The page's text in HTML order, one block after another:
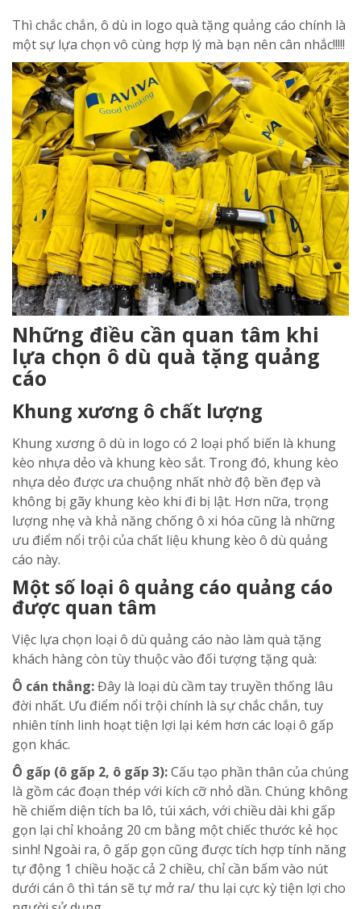
Thì chắc chắn, ô dù in logo quà tặng quảng cáo chính là
một sự lựa chọn vô cùng hợp lý mà bạn nên cân nhắc!!!!!
Những điều cần quan tâm khi
lựa chọn ô dù quà tặng quảng
cáo
Khung xương ô chất lượng
Khung xương ô dù in logo có 2 loại phổ biến là khung
kèo nhựa dẻo và khung kèo sắt. Trong đó, khung kèo
nhựa dẻo được ưa chuộng nhất nhờ độ bền đẹp và
không bị gãy khung kèo khi đi bị lật. Hơn nữa, trọng
lượng nhẹ và khả năng chống ô xi hóa cũng là những
ưu điểm nổi trội của chất liệu khung kèo ô dù quảng
cáo này.
Một số loại ô quảng cáo quảng cáo
được quan tâm
Việc lựa chọn loại ô dù quảng cáo nào làm quà tặng
khách hàng còn tùy thuộc vào đối tượng tặng quà:
Ô cán thẳng:Đây là loại dù cầm tay truyền thống lâu
đời nhất. Ưu điểm nổi trội chính là sự chắc chắn, tuy
nhiên tính linh hoạt tiện lợi lại kém hơn các loại ô gấp
gọn khác.
Ô gấp (ô gấp 2, ô gấp 3):Cấu tạo phần thân của chúng
là gồm các đoạn thép với kích cỡ nhỏ dần. Chúng không
hề chiếm diện tích ba lô, túi xách, với chiều dài khi gấp
gọn lại chỉ khoảng 20 cm bằng một chiếc thước kẻ học
sinh! Ngoài ra, ô gấp gọn cũng được tích hợp tính năng
tự động 1 chiều hoặc cả 2 chiều, chỉ cần bấm vào nút
dưới cán ô thì tán sẽ tự mở ra/ thu lại cực kỳ tiện lợi cho